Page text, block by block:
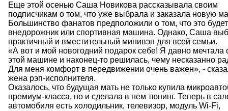
Еще этой осенью Саша Новикова рассказывала своим
подписчикам о том, что уже выбрала и заказала новую
Большинство фанатов предположили о том, что это будет
внедорожник или спортивная машина. Однако, Саша
практичный и вместительный минивэн для всей семьи.
«А вот и мой новогодний подарок себе! Я давно мечтала
этой машине и наконец-то решилась, чему несказанно
Для меня комфорт в передвижении очень важен», -
жена рэп-исполнителя.
Оказалось, что будущая мать не только купила
премиум-класса, но и сделала в нем тюнинг. Теперь в
автомобиля есть холодильник, телевизор, модуль Wi-Fi,